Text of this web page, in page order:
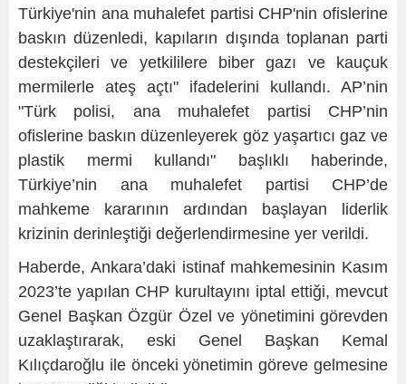
Türkiye'nin ana muhalefet partisi CHP'nin ofislerine
baskın düzenledi, kapıların dışında toplanan parti
destekçileri ve yetkililere biber gazı ve kauçuk
mermilerle ateş açtı" ifadelerini kullandı. AP’nin
"Türk polisi, ana muhalefet partisi CHP’nin
ofislerine baskın düzenleyerek göz yaşartıcı gaz ve
plastik mermi kullandı" başlıklı haberinde,
Türkiye’nin ana muhalefet partisi CHP’de
mahkeme kararının ardından başlayan liderlik
krizinin derinleştiği değerlendirmesine yer verildi.
Haberde, Ankara’daki istinaf mahkemesinin Kasım
2023’te yapılan CHP kurultayını iptal ettiği, mevcut
Genel Başkan Özgür Özel ve yönetimini görevden
uzaklaştırarak, eski Genel Başkan Kemal
Kılıçdaroğlu ile önceki yönetimin göreve gelmesine